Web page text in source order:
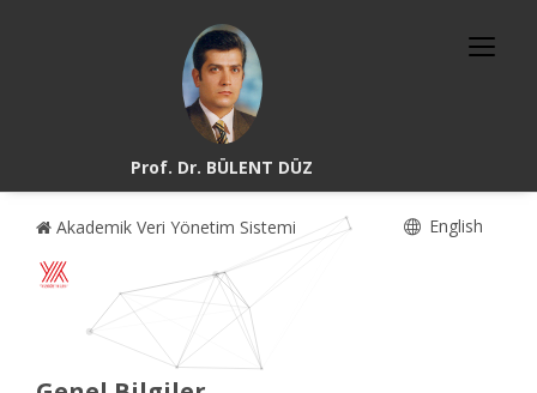
Prof. Dr. BÜLENT DÜZ
Akademik Veri Yönetim Sistemi English